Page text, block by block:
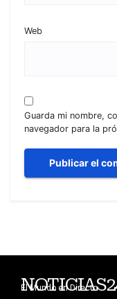
Web
Guarda mi nombre,
navegador para la
El Mundo en Directo